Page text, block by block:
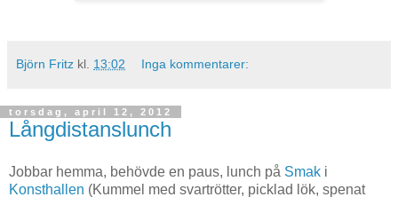
Björn Fritz kl. 13:02 Inga kommentarer:
torsdag, april 12, 2012
Långdistanslunch
Jobbar hemma, behövde en paus, lunch på Smak i
Konsthallen (Kummel med svartrötter, picklad lök, spenat